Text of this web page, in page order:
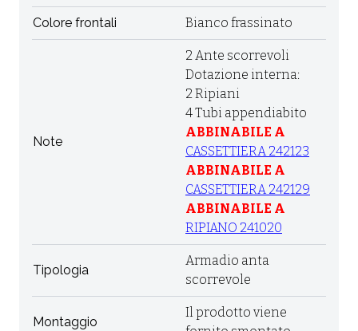
Colore frontali Bianco frassinato
Note
2 Ante scorrevoli
Dotazione interna:
2 Ripiani
4 Tubi appendiabito
ABBINABILE A
CASSETTIERA 242123
ABBINABILE A
CASSETTIERA 242129
ABBINABILE A
RIPIANO 241020
Tipologia
Armadio anta
scorrevole
Montaggio
Il prodotto viene